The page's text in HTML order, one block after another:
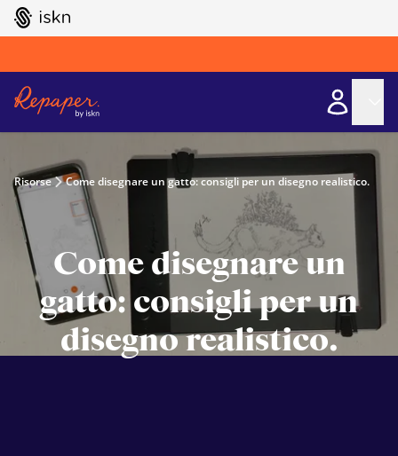
GO TO ISKN HOME
Risorse Come disegnare un gatto: consigli per un disegno realistico.
Come disegnare un
gatto: consigli per un
disegno realistico.